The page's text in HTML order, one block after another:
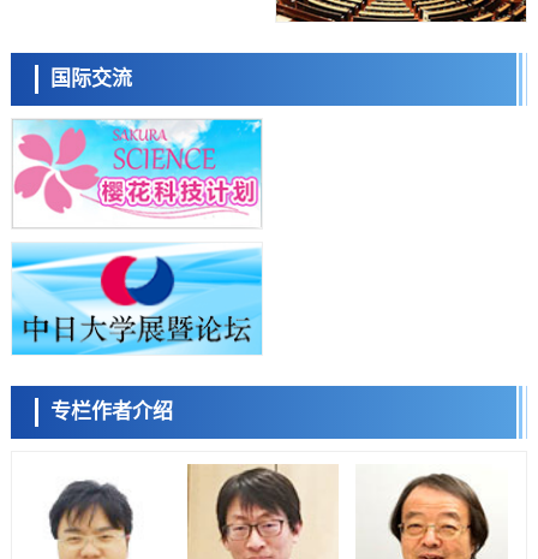
劣化抑制机制，为提升轮胎安全性与耐久性的材料设计开辟道路
科学研究
近畿大学等发现植物染料“日本茜”的红色成分可抑制老化与炎症，有望
成为新型功能性材料
科学研究
群马大学开发针对难治性癫痫的新型基因疗法，利用超小型GAD67启动
子抑制发作
科学研究
九州大学揭示夜间眼压升高机制：两种激素波动叠加所致
科学研究
东京都产技研采用新手法开发出可稳定工作至300℃的介电材料，已验
证电容器可在汽车发动机等高温环境下工作
经济・社会
日本生成式AI使用者占比一年内翻倍，但与中美德仍有较大差距
政策
日本修订首都直下型地震紧急对策：目标为死亡人数至少减半，重点强
化火灾防控
福井大学发现细胞记忆过往并抑制反应的机制，阐明即便DNA相同反应
迥异之谜
科学研究
神户大学确认口服癌症疫苗B440单药给药的安全性，在转移性尿路上皮
国际交流
专栏作者介绍
流员
小岩井忠道
陈小牧 李鸥 安宁